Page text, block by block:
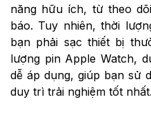
năng hữu ích, từ theo
báo. Tuy nhiên, thời
bạn phải sạc thiết bị
lượng pin Apple Watch,
dễ áp dụng, giúp bạn sử
duy trì trải nghiệm tốt nhất.